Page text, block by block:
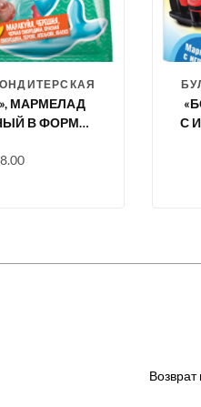
МАРМЕЛАД
В ФОРМЕ
70 Г
С